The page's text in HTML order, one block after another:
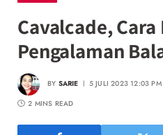
Cavalcade,
Pengalaman
BY SARIE 5 JULI 2023 12:03 PM
2 MINS READ